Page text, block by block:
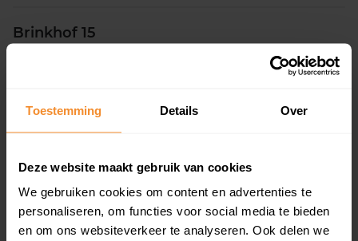
Toestemming Details Over
Deze website maakt gebruik van cookies
We gebruiken cookies om content en advertenties te
personaliseren, om functies voor social media te bieden
en om ons websiteverkeer te analyseren. Ook delen we
Brinkhof 15
Verkoopdatum
15 juni 2026
Verkoopprijs
Woonoppervlak
193 m2
Perceel
574 m2